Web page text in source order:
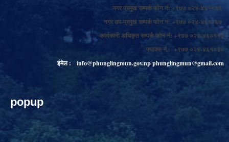
नगर प्रमुख सम्पर्क फोन नं: +९७७ ०२४-४६१०६६
नगर उप-प्रमुख सम्पर्क फोन नं: +९७७ ०२४-४६१०६७
कार्यकारी अधिकृत सम्पर्क फोन नं: +९७७ ०२४-४६०११४
फ्याक्स नं.: +९७७ ०२४-४६१०३०
ईमेल :
info@phunglingmun.gov.npphunglingmun@gmail.com
popup